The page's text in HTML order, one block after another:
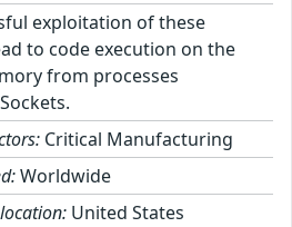
exploitation of these
to code execution on the
from processes
Critical Manufacturing
Worldwide
United States